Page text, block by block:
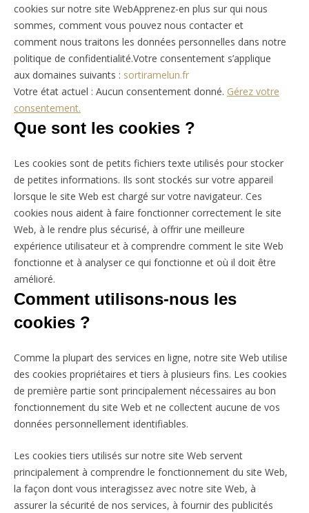
cookies sur notre site WebApprenez-en plus sur qui nous
sommes, comment vous pouvez nous contacter et
comment nous traitons les données personnelles dans notre
politique de confidentialité.Votre consentement s’applique
aux domaines suivants : sortiramelun.fr
Votre état actuel : Aucun consentement donné. Gérez votre
consentement.
Que sont les cookies ?
Les cookies sont de petits fichiers texte utilisés pour stocker
de petites informations. Ils sont stockés sur votre appareil
lorsque le site Web est chargé sur votre navigateur. Ces
cookies nous aident à faire fonctionner correctement le site
Web, à le rendre plus sécurisé, à offrir une meilleure
expérience utilisateur et à comprendre comment le site Web
fonctionne et à analyser ce qui fonctionne et où il doit être
amélioré.
Comment utilisons-nous les
cookies ?
Comme la plupart des services en ligne, notre site Web utilise
des cookies propriétaires et tiers à plusieurs fins. Les cookies
de première partie sont principalement nécessaires au bon
fonctionnement du site Web et ne collectent aucune de vos
données personnellement identifiables.
Les cookies tiers utilisés sur notre site Web servent
principalement à comprendre le fonctionnement du site Web,
la façon dont vous interagissez avec notre site Web, à
assurer la sécurité de nos services, à fournir des publicités